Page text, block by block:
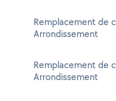
Remplacement de
Arrondissement
Remplacement de
Arrondissement